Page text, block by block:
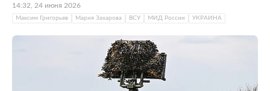
14:32, 24 июня 2026
Максим Григорьев Мария Захарова ВСУ МИД России УКРАИНА